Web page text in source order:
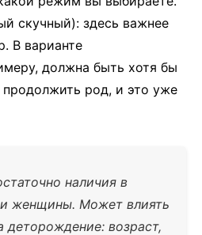
скучный): здесь важнее
В варианте
должна быть хотя бы
продолжить род, и это уже
наличия в
женщины. Может влиять
деторождение: возраст,